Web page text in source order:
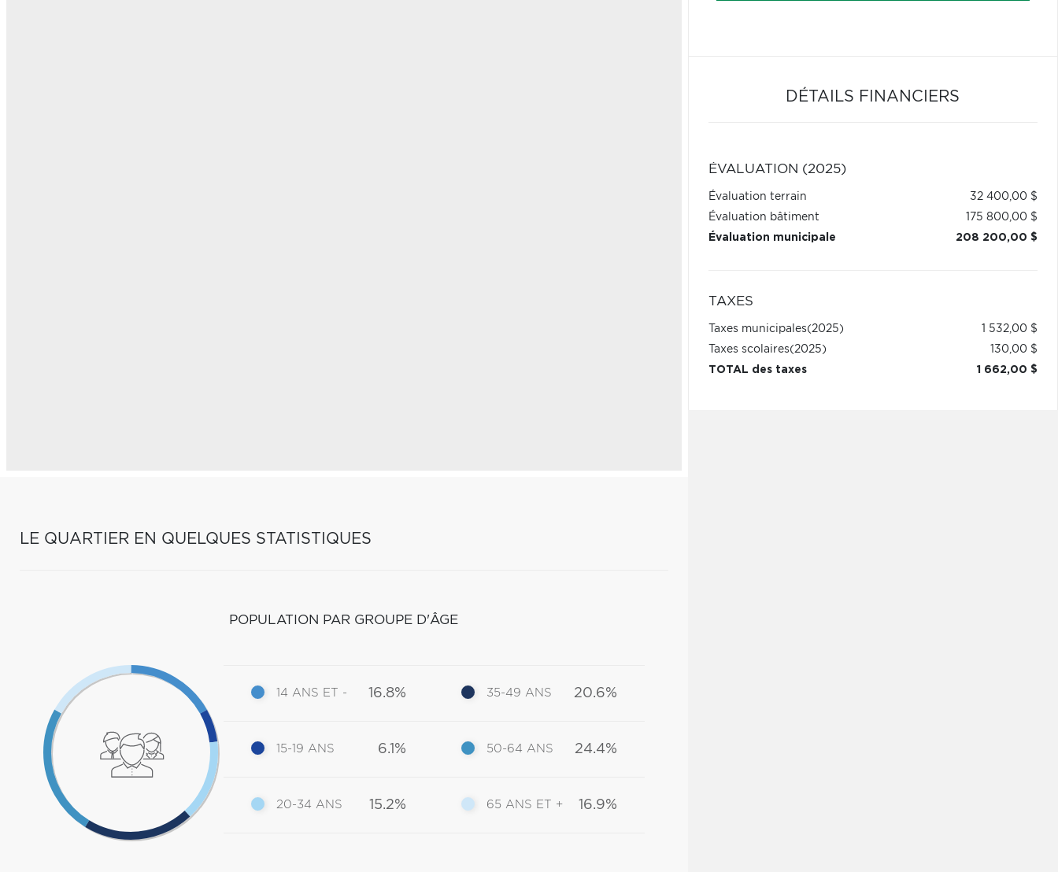
LE QUARTIER EN QUELQUES STATISTIQUES
POPULATION PAR GROUPE D'ÂGE
14 ANS ET - 16.8%
15-19 ANS 6.1%
20-34 ANS 15.2%
35-49 ANS 20.6%
50-64 ANS 24.4%
65 ANS ET + 16.9%
DÉTAILS FINANCIERS
ÉVALUATION (2025)
Évaluation terrain
32 400,00 $
Évaluation bâtiment
175 800,00 $
Évaluation municipale
208 200,00 $
TAXES
Taxes municipales(2025)
1 532,00 $
Taxes scolaires(2025)
130,00 $
TOTAL des taxes
1 662,00 $